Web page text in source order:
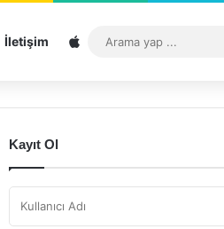
İletişim Sitemap
Kayıt Ol